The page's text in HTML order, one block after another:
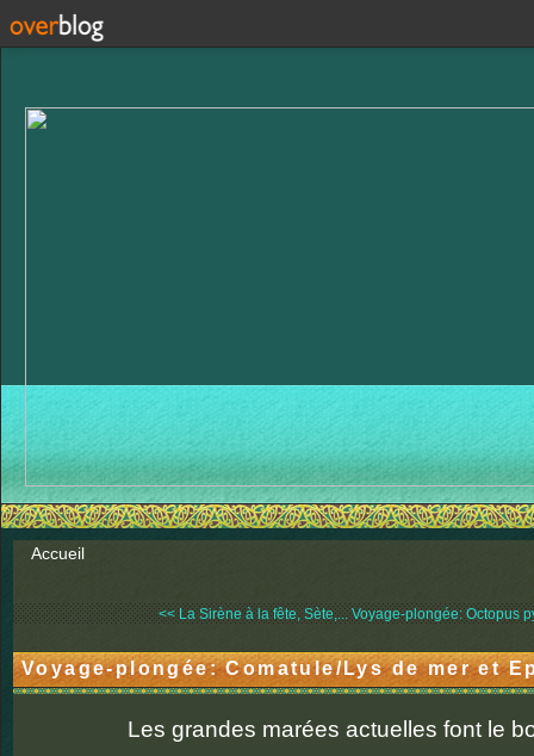
Accueil
<< La Sirène à la fête, Sète,... Voyage-plongée: Octopus
Voyage-plongée: Comatule/Lys de mer et
Les grandes marées actuelles font le